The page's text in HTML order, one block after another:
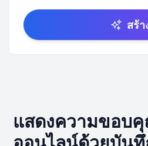
สร้า
แสดงความขอบ